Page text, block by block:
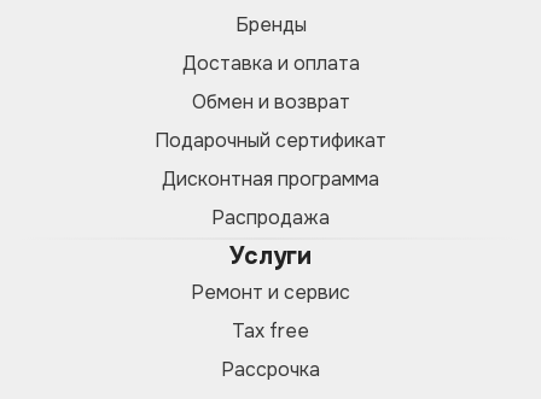
Бренды
Доставка и оплата
Обмен и возврат
Подарочный сертификат
Дисконтная программа
Распродажа
Услуги
Ремонт и сервис
Tax free
Рассрочка